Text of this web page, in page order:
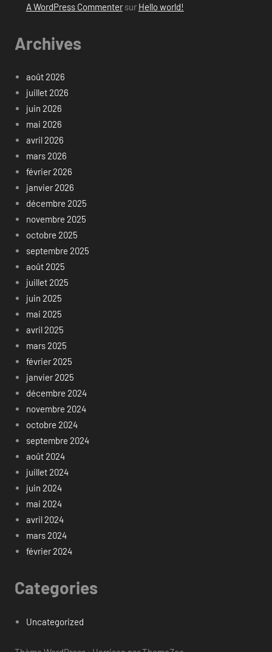
A WordPress Commentersur Hello world!
Archives
août 2026
juillet 2026
juin 2026
mai 2026
avril 2026
mars 2026
février 2026
janvier 2026
décembre 2025
novembre 2025
octobre 2025
septembre 2025
août 2025
juillet 2025
juin 2025
mai 2025
avril 2025
mars 2025
février 2025
janvier 2025
décembre 2024
novembre 2024
octobre 2024
septembre 2024
août 2024
juillet 2024
juin 2024
mai 2024
avril 2024
mars 2024
février 2024
Categories
Uncategorized